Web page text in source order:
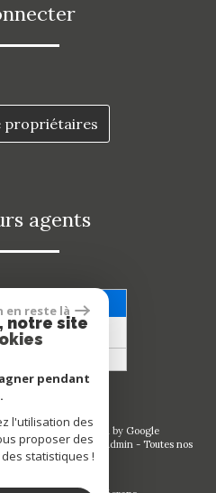
propriétaires
agents
53 avis
| Traduction powered by Google
honoraires- Liens Admin - Toutes nos
en reste là
notre site
pendant
l'utilisation des
proposer des
statistiques !